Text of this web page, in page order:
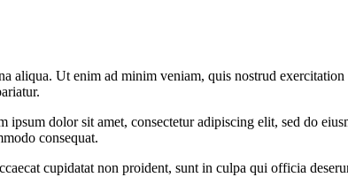
aliqua. Ut enim ad minim veniam, quis nostrud
dolor sit amet, consectetur adipiscing elit, sed do
consequat.
cupidatat non proident, sunt in culpa qui officia